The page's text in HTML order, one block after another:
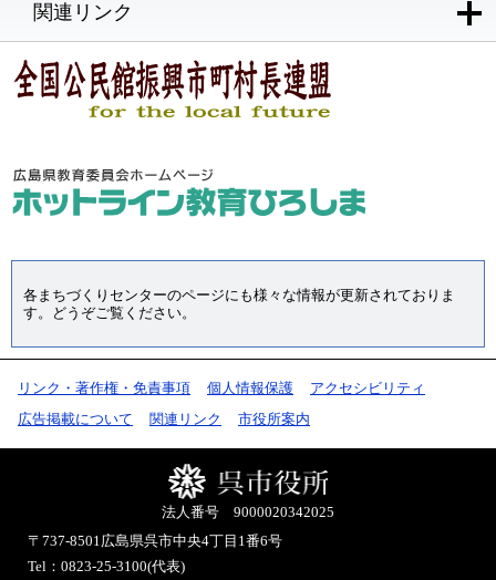
関連リンク
各まちづくりセンターのページにも様々な情報が更新されておりま
す。どうぞご覧ください。
リンク・著作権・免責事項 個人情報保護
アクセシビリティ
広告掲載について
関連リンク 市役所案内
法人番号 9000020342025
〒737-8501広島県呉市中央4丁目1番6号
Tel：0823-25-3100(代表)